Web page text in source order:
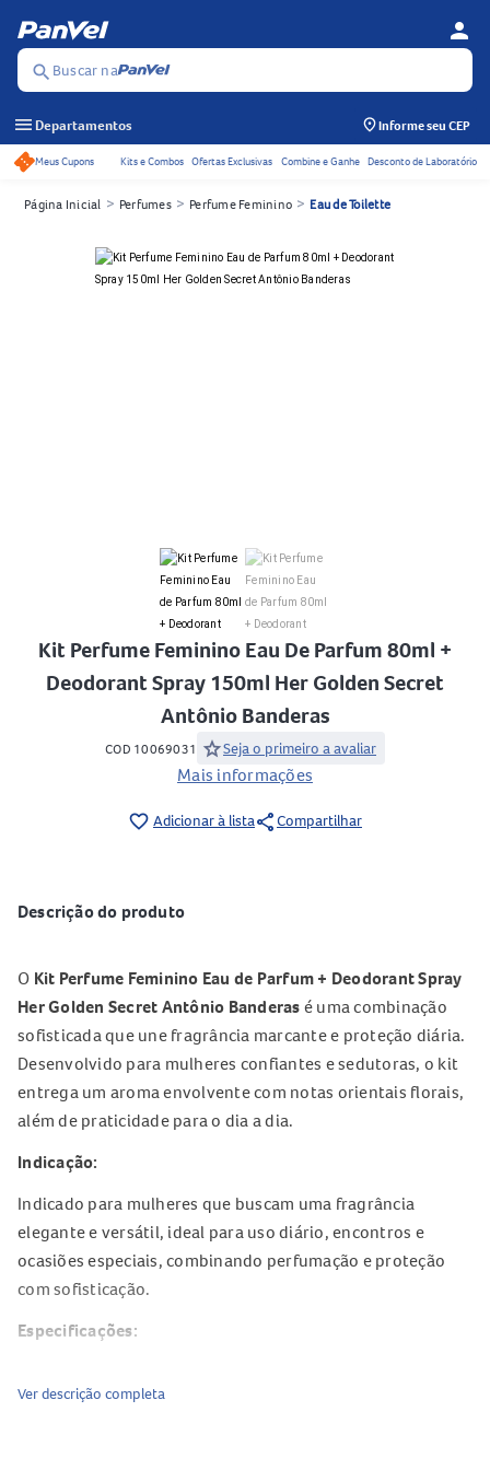
search Buscar na
person
menu Departamentos Informe seu CEP
Acessos rápidos do cabeçalho
Meus Cupons Kits e Combos Ofertas Exclusivas Combine e Ganhe Desconto de Laboratório
Página Inicial > Perfumes > Perfume Feminino > Eau de Toilette
Kit Perfume Feminino Eau De Parfum 80ml +
Deodorant Spray 150ml Her Golden Secret
Antônio Banderas
COD 10069031 starSeja o primeiro a avaliar
Mais informações
favorite_border Adicionar à listashareCompartilhar
Descrição do produto
O Kit Perfume Feminino Eau de Parfum + Deodorant Spray
Her Golden Secret Antônio Banderas é uma combinação
sofisticada que une fragrância marcante e proteção diária.
Desenvolvido para mulheres confiantes e sedutoras, o kit
entrega um aroma envolvente com notas orientais florais,
além de praticidade para o dia a dia.
Indicação:
Indicado para mulheres que buscam uma fragrância
elegante e versátil, ideal para uso diário, encontros e
ocasiões especiais, combinando perfumação e proteção
com sofisticação.
Especificações:
Marca: Antonio Banderas
Ver descrição completa